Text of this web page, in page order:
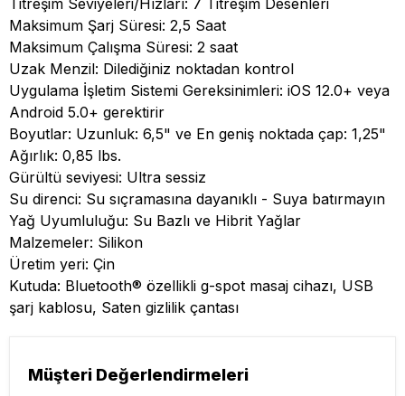
Titreşim Seviyeleri/Hızları: 7 Titreşim Desenleri
Maksimum Şarj Süresi: 2,5 Saat
Maksimum Çalışma Süresi: 2 saat
Uzak Menzil: Dilediğiniz noktadan kontrol
Uygulama İşletim Sistemi Gereksinimleri: iOS 12.0+ veya
Android 5.0+ gerektirir
Boyutlar: Uzunluk: 6,5" ve En geniş noktada çap: 1,25"
Ağırlık: 0,85 lbs.
Gürültü seviyesi: Ultra sessiz
Su direnci: Su sıçramasına dayanıklı - Suya batırmayın
Yağ Uyumluluğu: Su Bazlı ve Hibrit Yağlar
Malzemeler: Silikon
Üretim yeri: Çin
Kutuda: Bluetooth® özellikli g-spot masaj cihazı, USB
şarj kablosu, Saten gizlilik çantası
Müşteri Değerlendirmeleri